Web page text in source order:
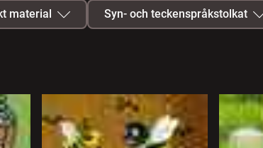
material Syn- och teckenspråkstolkat
Teckenspråkstolkat